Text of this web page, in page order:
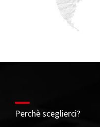
Perchè sceglierci?